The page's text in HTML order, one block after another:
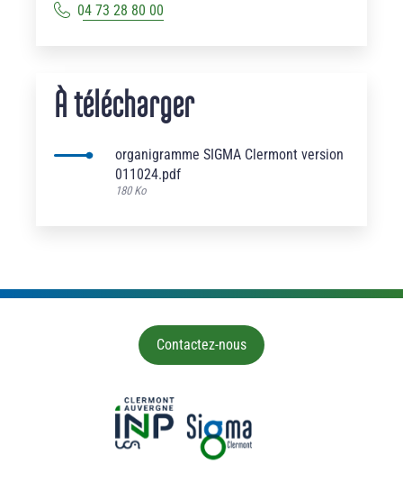
04 73 28 80 00
À télécharger
organigramme SIGMA Clermont version
011024.pdf
180 Ko
Contactez-nous